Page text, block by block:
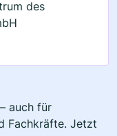
des
auch für
Fachkräfte. Jetzt